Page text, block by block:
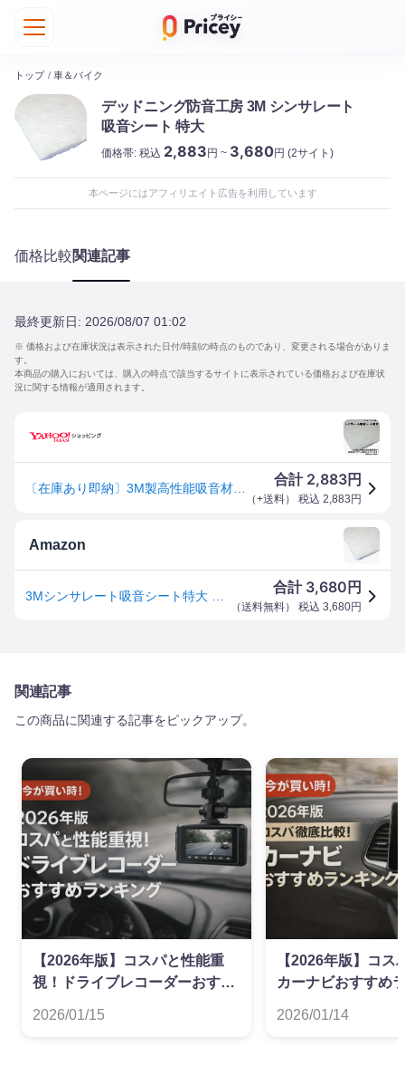
トップ / 車＆バイク
デッドニング防音工房 3M シンサレート
吸音シート 特大
価格帯: 税込 2,883円 ~ 3,680円 (2サイト)
本ページにはアフィリエイト広告を利用しています
価格比較関連記事
最終更新日: 2026/08/07 01:02
※ 価格および在庫状況は表示された日付/時刻の時点のものであり、変更される場合がありま
す。
本商品の購入においては、購入の時点で該当するサイトに表示されている価格および在庫状
況に関する情報が適用されます。
合計 2,883円
（+送料） 税込 2,883 円
Amazon
合計 3,680 円
（送料無料） 税込 3,680円
関連記事
この商品に関連する記事をピックアップ。
【2026年版】コスパと性能重
視！ドライブレコーダーおすす
2026/01/15
【2026年版】コス
カーナビおすすめ
2026/01/14